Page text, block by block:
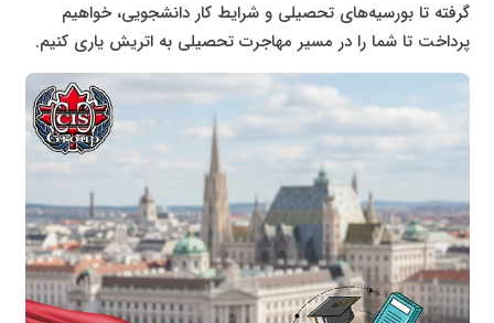
گرفته تا بورسیه‌های تحصیلی و شرایط کار دانشجویی، خواهیم
پرداخت تا شما را در مسیر مهاجرت تحصیلی به اتریش یاری کنیم.